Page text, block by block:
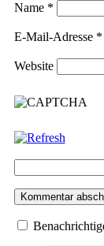
Name *
E-Mail-Adresse *
Website